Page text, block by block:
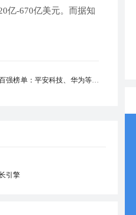
亿-670亿美元。而据知
榜单：平安科技、华为等20
引擎